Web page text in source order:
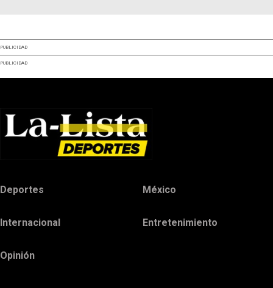
PUBLICIDAD
PUBLICIDAD
Deportes México
Internacional Entretenimiento
Opinión